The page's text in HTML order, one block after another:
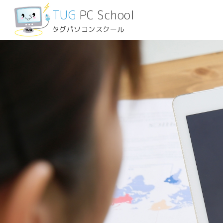
TUG PC School
タグパソコンスクール